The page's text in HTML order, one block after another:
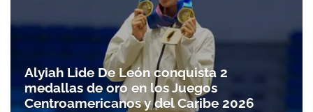
Alyiah Lide De León conquista 2
medallas de oro en los Juegos
Centroamericanos y del Caribe 2026